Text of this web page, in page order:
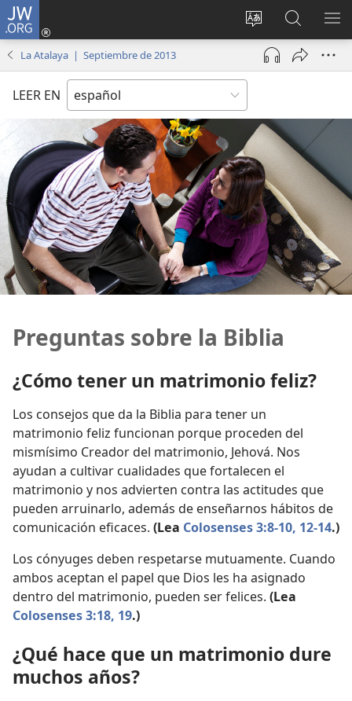
JW.ORG
Cambiar
idioma
del sitio
Iniciar
sesión
(abre
nueva
en
jw.org
La Atalaya | Septiembre de 2013
LEER EN
Preguntas sobre la Biblia
¿Cómo tener un matrimonio feliz?
Los consejos que da la Biblia para tener un
matrimonio feliz funcionan porque proceden del
mismísimo Creador del matrimonio, Jehová. Nos
ayudan a cultivar cualidades que fortalecen el
matrimonio y nos advierten contra las actitudes que
pueden arruinarlo, además de enseñarnos hábitos de
comunicación eficaces. (Lea Colosenses 3:8-10, 12-14.)
Los cónyuges deben respetarse mutuamente. Cuando
ambos aceptan el papel que Dios les ha asignado
dentro del matrimonio, pueden ser felices. (Lea
Colosenses 3:18, 19.)
¿Qué hace que un matrimonio dure
muchos años?